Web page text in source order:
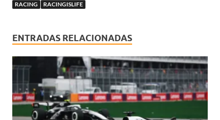
RACING
RACINGISLIFE
ENTRADAS RELACIONADAS